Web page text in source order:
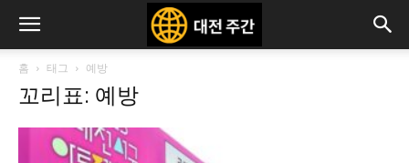
홈 태그 예방
꼬리표: 예방